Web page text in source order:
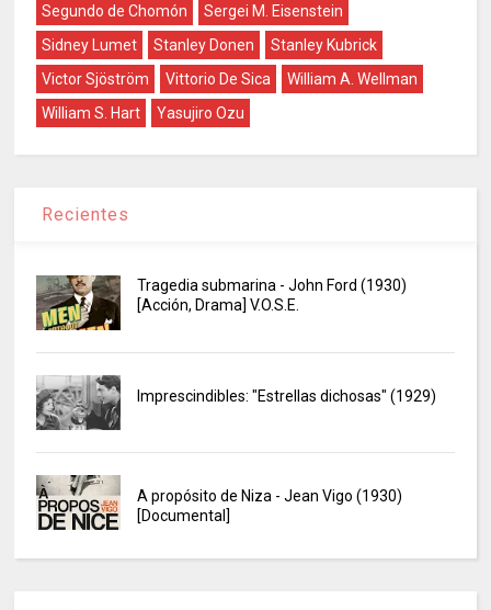
Segundo de Chomón
Sergei M. Eisenstein
Sidney Lumet
Stanley Donen
Stanley Kubrick
Victor Sjöström
Vittorio De Sica
William A. Wellman
William S. Hart
Yasujiro Ozu
Recientes
Tragedia submarina - John Ford (1930)
[Acción, Drama] V.O.S.E.
Imprescindibles: "Estrellas dichosas" (1929)
A propósito de Niza - Jean Vigo (1930)
[Documental]